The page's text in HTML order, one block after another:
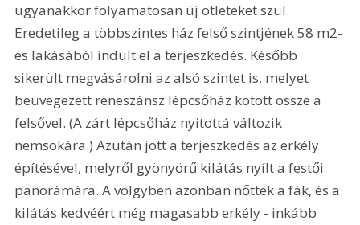
ugyanakkor folyamatosan új ötleteket szül.
Eredetileg a többszintes ház felső szintjének 58 m2-
es lakásából indult el a terjeszkedés. Később
sikerült megvásárolni az alsó szintet is, melyet
beüvegezett reneszánsz lépcsőház kötött össze a
felsővel. (A zárt lépcsőház nyitottá változik
nemsokára.) Azután jött a terjeszkedés az erkély
építésével, melyről gyönyörű kilátás nyílt a festői
panorámára. A völgyben azonban nőttek a fák, és a
kilátás kedvéért még magasabb erkély - inkább